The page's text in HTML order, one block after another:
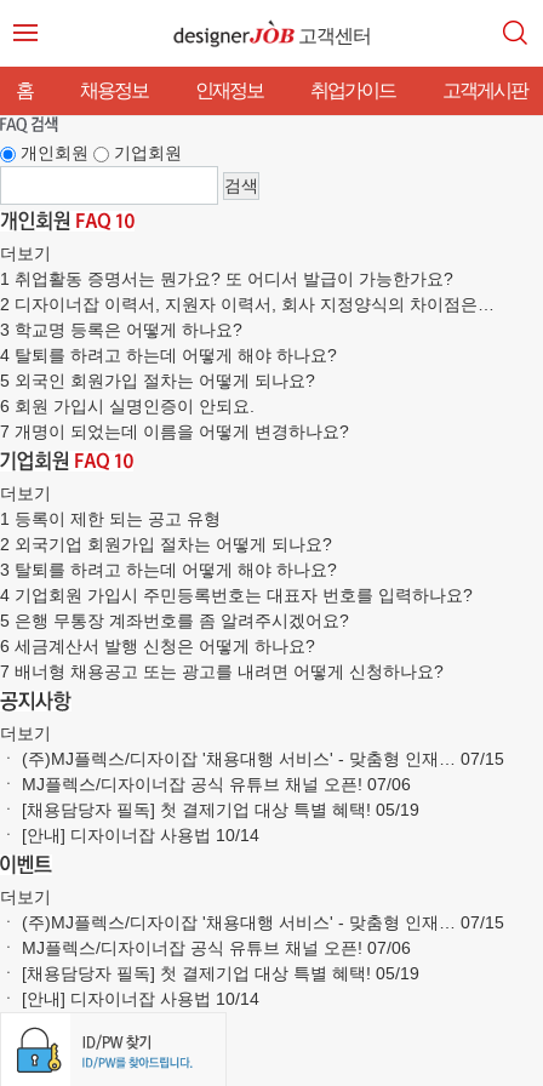
고객센터
홈 채용정보 인재정보 취업가이드 고객게시판
개인회원 기업회원
더보기
1 취업활동 증명서는 뭔가요? 또 어디서 발급이 가능한가요?
2 디자이너잡 이력서, 지원자 이력서, 회사 지정양식의 차이점은…
3 학교명 등록은 어떻게 하나요?
4 탈퇴를 하려고 하는데 어떻게 해야 하나요?
5 외국인 회원가입 절차는 어떻게 되나요?
6 회원 가입시 실명인증이 안되요.
7 개명이 되었는데 이름을 어떻게 변경하나요?
더보기
1 등록이 제한 되는 공고 유형
2 외국기업 회원가입 절차는 어떻게 되나요?
3 탈퇴를 하려고 하는데 어떻게 해야 하나요?
4 기업회원 가입시 주민등록번호는 대표자 번호를 입력하나요?
5 은행 무통장 계좌번호를 좀 알려주시겠어요?
6 세금계산서 발행 신청은 어떻게 하나요?
7 배너형 채용공고 또는 광고를 내려면 어떻게 신청하나요?
더보기
ㆍ
(주)MJ플렉스/디자이잡 '채용대행 서비스' - 맞춤형 인재…
07/15
ㆍ
MJ플렉스/디자이너잡 공식 유튜브 채널 오픈! 07/06
ㆍ
[채용담당자 필독] 첫 결제기업 대상 특별 혜택! 05/19
ㆍ
[안내] 디자이너잡 사용법 10/14
더보기
ㆍ
(주)MJ플렉스/디자이잡 '채용대행 서비스' - 맞춤형 인재…
07/15
ㆍ
MJ플렉스/디자이너잡 공식 유튜브 채널 오픈! 07/06
ㆍ
[채용담당자 필독] 첫 결제기업 대상 특별 혜택! 05/19
ㆍ
[안내] 디자이너잡 사용법 10/14